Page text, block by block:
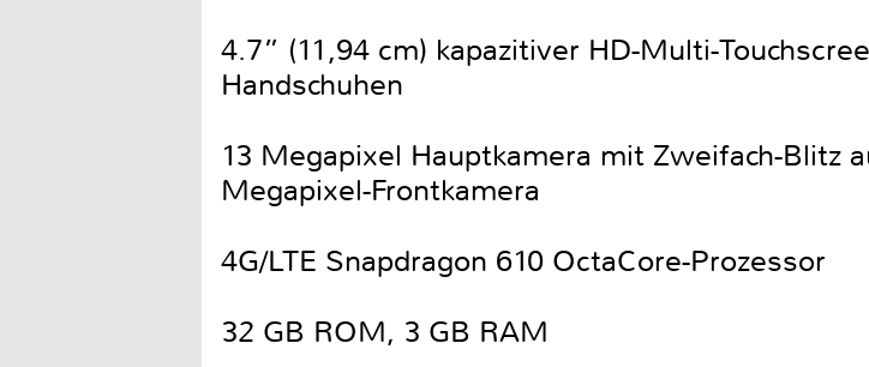
4.7” (11,94 cm) kapazitiver HD-Multi-
Handschuhen
13 Megapixel Hauptkamera mit Zweifach-Blitz
Megapixel-Frontkamera
4G/LTE Snapdragon 610 OctaCore-Prozessor
32 GB ROM, 3 GB RAM